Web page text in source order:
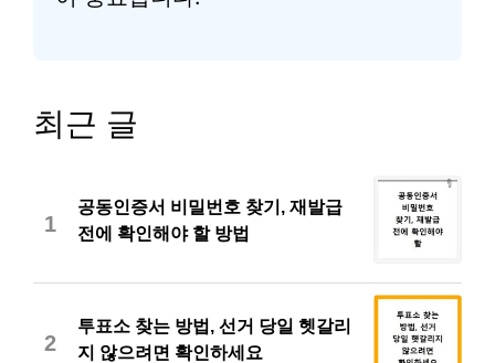
최근 글
1
공동인증서 비밀번호 찾기, 재발급
전에 확인해야 할 방법
2
투표소 찾는 방법, 선거 당일 헷갈리
지 않으려면 확인하세요